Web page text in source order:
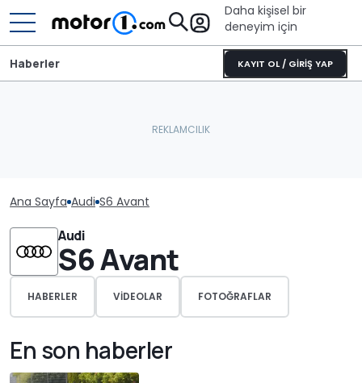
Daha kişisel bir
deneyim için
KAYIT OL / GİRİŞ YAP
Haberler
Ana Sayfa Audi S6 Avant
Audi
S6 Avant
HABERLER VIDEOLAR FOTOĞRAFLAR
En son haberler